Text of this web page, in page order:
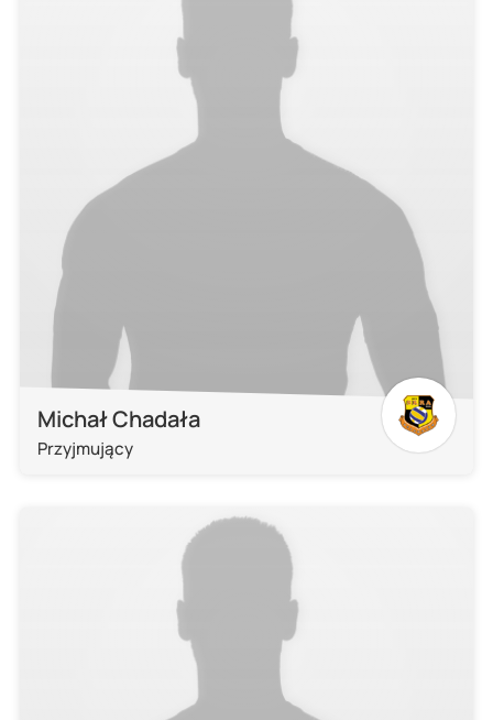
Michał Chadała
Przyjmujący